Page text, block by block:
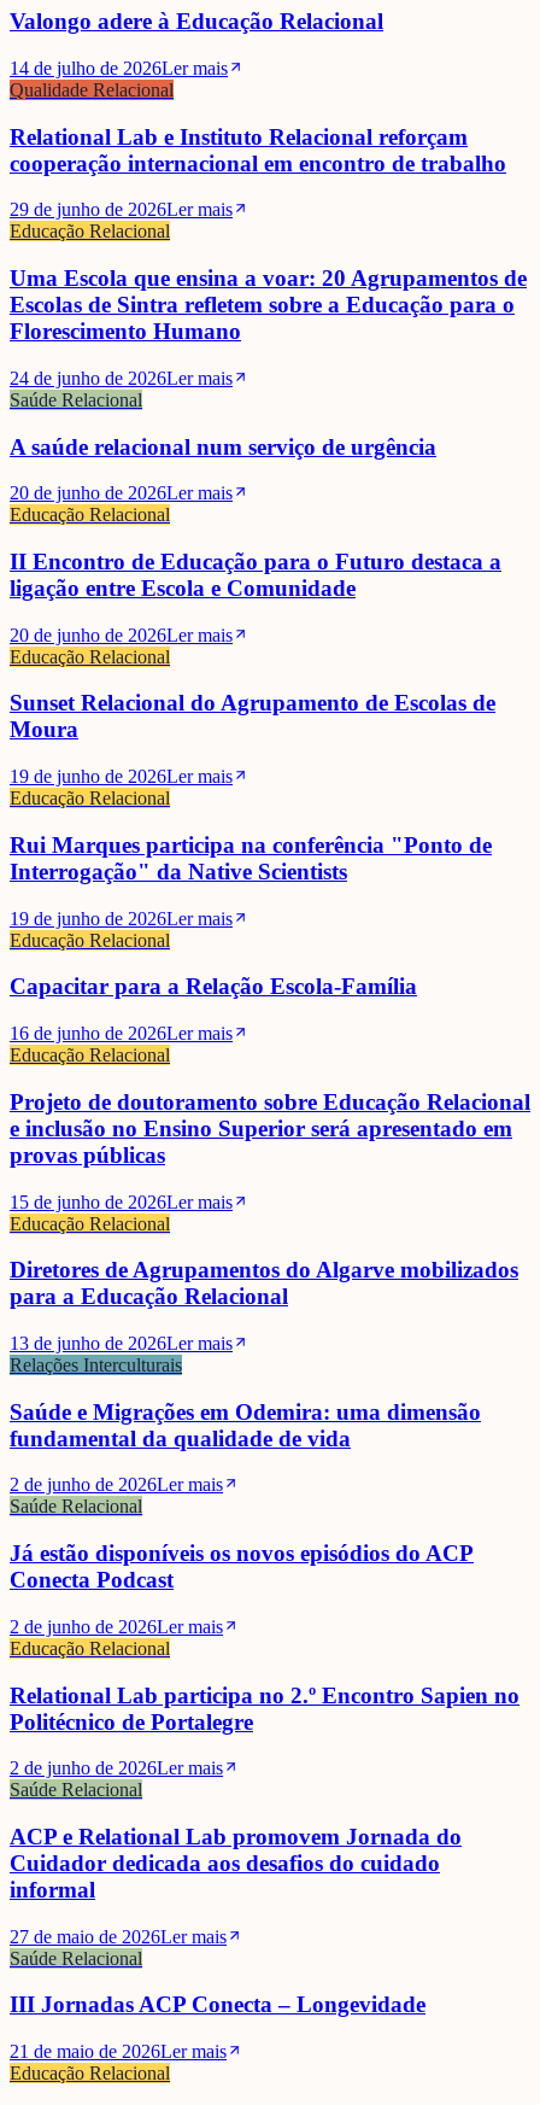
Valongo adere à Educação Relacional
14 de julho de 2026Ler mais
Qualidade Relacional
Relational Lab e Instituto Relacional reforçam
cooperação internacional em encontro de trabalho
29 de junho de 2026Ler mais
Educação Relacional
Uma Escola que ensina a voar: 20 Agrupamentos de
Escolas de Sintra refletem sobre a Educação para o
Florescimento Humano
24 de junho de 2026Ler mais
Saúde Relacional
A saúde relacional num serviço de urgência
20 de junho de 2026Ler mais
Educação Relacional
II Encontro de Educação para o Futuro destaca a
ligação entre Escola e Comunidade
20 de junho de 2026Ler mais
Educação Relacional
Sunset Relacional do Agrupamento de Escolas de
Moura
19 de junho de 2026Ler mais
Educação Relacional
Rui Marques participa na conferência "Ponto de
Interrogação" da Native Scientists
19 de junho de 2026Ler mais
Educação Relacional
Capacitar para a Relação Escola-Família
16 de junho de 2026Ler mais
Educação Relacional
Projeto de doutoramento sobre Educação Relacional
e inclusão no Ensino Superior será apresentado em
provas públicas
15 de junho de 2026Ler mais
Educação Relacional
Diretores de Agrupamentos do Algarve mobilizados
para a Educação Relacional
13 de junho de 2026Ler mais
Relações Interculturais
Saúde e Migrações em Odemira: uma dimensão
fundamental da qualidade de vida
2 de junho de 2026Ler mais
Saúde Relacional
Já estão disponíveis os novos episódios do ACP
Conecta Podcast
2 de junho de 2026Ler mais
Educação Relacional
Relational Lab participa no 2.º Encontro Sapien no
Politécnico de Portalegre
2 de junho de 2026Ler mais
Saúde Relacional
ACP e Relational Lab promovem Jornada do
Cuidador dedicada aos desafios do cuidado
informal
27 de maio de 2026Ler mais
Saúde Relacional
III Jornadas ACP Conecta – Longevidade
21 de maio de 2026Ler mais
Educação Relacional